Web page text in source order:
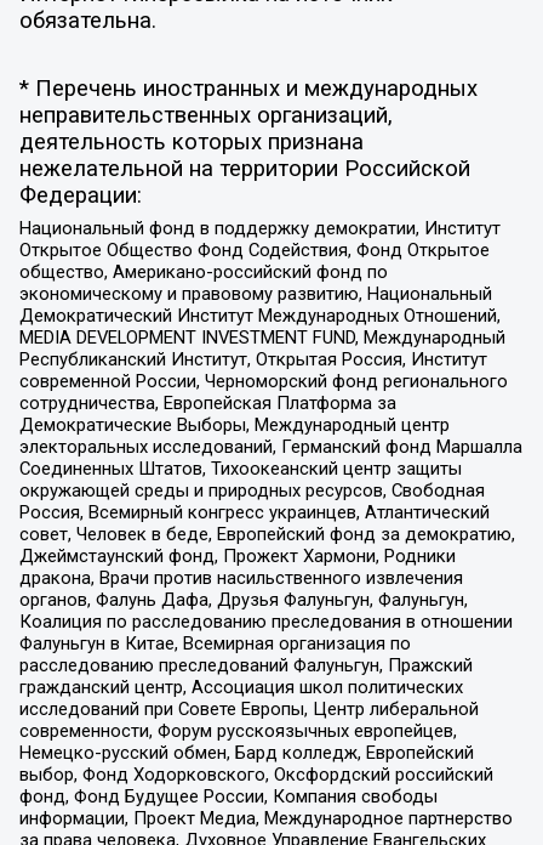
обязательна.
* Перечень иностранных и международных
неправительственных организаций,
деятельность которых признана
нежелательной на территории Российской
Федерации:
Национальный фонд в поддержку демократии, Институт
Открытое Общество Фонд Содействия, Фонд Открытое
общество, Американо-российский фонд по
экономическому и правовому развитию, Национальный
Демократический Институт Международных Отношений,
MEDIA DEVELOPMENT INVESTMENT FUND, Международный
Республиканский Институт, Открытая Россия, Институт
современной России, Черноморский фонд регионального
сотрудничества, Европейская Платформа за
Демократические Выборы, Международный центр
электоральных исследований, Германский фонд Маршалла
Соединенных Штатов, Тихоокеанский центр защиты
окружающей среды и природных ресурсов, Свободная
Россия, Всемирный конгресс украинцев, Атлантический
совет, Человек в беде, Европейский фонд за демократию,
Джеймстаунский фонд, Прожект Хармони, Родники
дракона, Врачи против насильственного извлечения
органов, Фалунь Дафа, Друзья Фалуньгун, Фалуньгун,
Коалиция по расследованию преследования в отношении
Фалуньгун в Китае, Всемирная организация по
расследованию преследований Фалуньгун, Пражский
гражданский центр, Ассоциация школ политических
исследований при Совете Европы, Центр либеральной
современности, Форум русскоязычных европейцев,
Немецко-русский обмен, Бард колледж, Европейский
выбор, Фонд Ходорковского, Оксфордский российский
фонд, Фонд Будущее России, Компания свободы
информации, Проект Медиа, Международное партнерство
за права человека, Духовное Управление Евангельских